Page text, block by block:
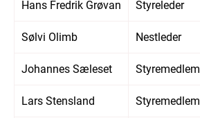
Hans Fredrik Grøvan Styreleder
Sølvi Olimb Nestleder
Johannes Sæleset Styremedlem
Lars Stensland Styremedlem